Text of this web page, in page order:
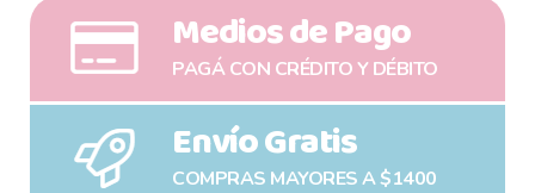
Medios de Pago
PAGÁ CON CRÉDITO Y DÉBITO
Envío Gratis
COMPRAS MAYORES A $1400